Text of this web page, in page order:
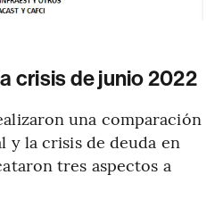
crisis de junio 2022
una comparación
y la crisis de deuda en
tres aspectos a